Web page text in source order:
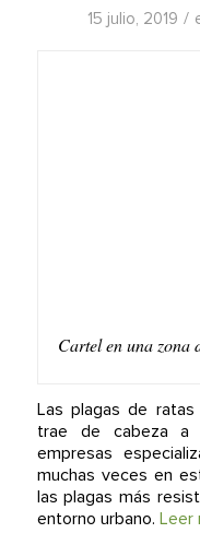
15 julio, 2019 /
Cartel en una zona
Las plagas de
trae de cabeza a
empresas
muchas veces en
las plagas más
entorno urbano. Leer